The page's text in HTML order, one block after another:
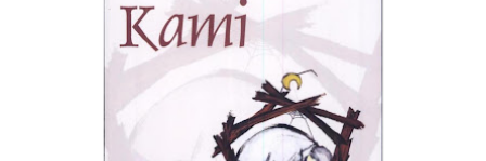
Maulid
Nabi
Muhammad
SAW